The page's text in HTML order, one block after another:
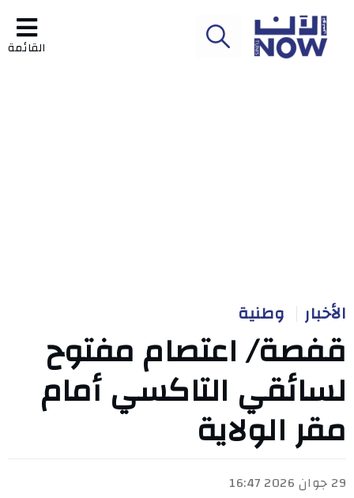
القائمة
الأخبار وطنية
قفصة/ اعتصام مفتوح
لسائقي التاكسي أمام
مقر الولاية
29 جوان 2026 16:47